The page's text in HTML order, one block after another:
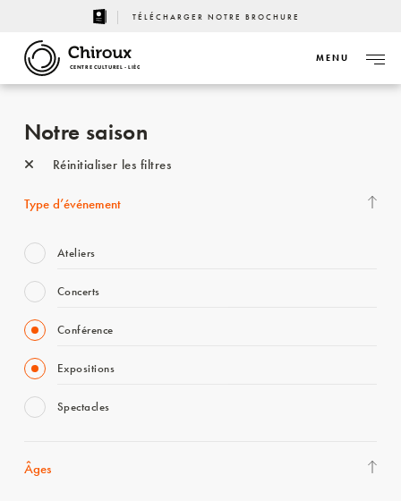
TÉLÉCHARGER NOTRE BROCHURE
CENTRE CULTUREL - LIÈGE
MENU
Notre saison
Réinitialiser les filtres
Type d’événement
Ateliers
Concerts
Conférence
Expositions
Spectacles
Âges